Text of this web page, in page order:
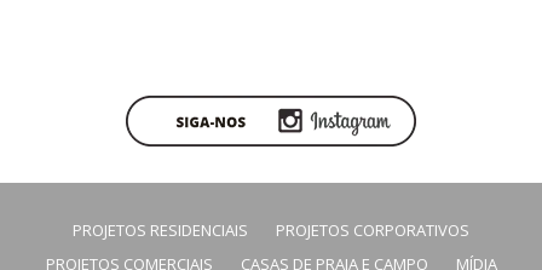
PROJETOS RESIDENCIAIS
PROJETOS CORPORATIVOS
PROJETOS COMERCIAIS
CASAS DE PRAIA E CAMPO MÍDIA